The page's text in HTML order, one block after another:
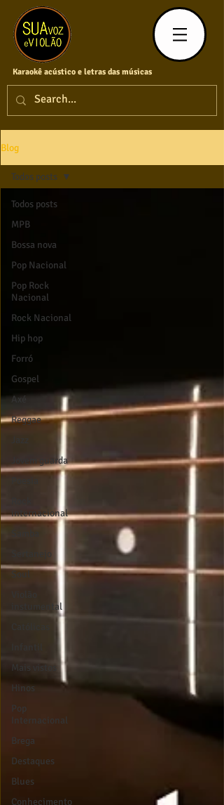
Karaokê acústico e letras das músicas
Blog
Todos posts
MPB
Bossa nova
Pop Nacional
Pop Rock
Nacional
Rock Nacional
Hip hop
Forró
Gospel
Axé
Reggae
Jovem guarda
internacional
Sertanejo
Soul
instumental
Mais vistos
Hinos
Pop
Internacional
Brega
Destaques
Blues
Conhecimento
Todos posts